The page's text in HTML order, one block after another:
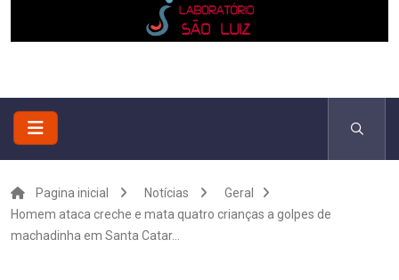
Pagina inicial Notícias
Geral
Homem ataca creche e mata quatro crianças a golpes de
machadinha em Santa Catar...